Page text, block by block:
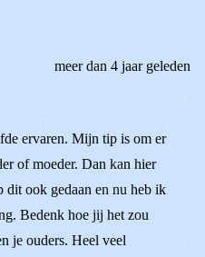
meer dan 4 jaar geleden
ervaren. Mijn tip is om er
of moeder. Dan kan hier
dit ook gedaan en nu heb ik
Bedenk hoe jij het zou
je ouders. Heel veel